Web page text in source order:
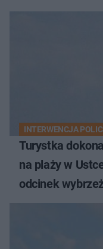
INTERWENCJA
Turystka
na plaży w
odcinek